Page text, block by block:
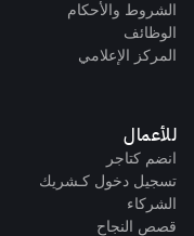
الشروط والأحكام
الوظائف
المركز الإعلامي
للأعمال
انضم كتاجر
تسجيل دخول كـشريك
الشركاء
قصص النجاح